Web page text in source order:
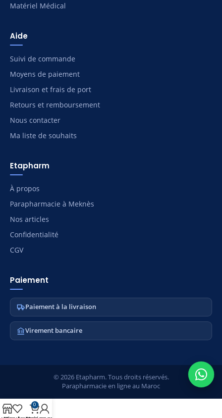
Matériel Médical
Aide
Suivi de commande
Moyens de paiement
Livraison et frais de port
Retours et remboursement
Nous contacter
Ma liste de souhaits
Etapharm
À propos
Parapharmacie à Meknès
Nos articles
Confidentialité
CGV
Paiement
Paiement à la livraison
Virement bancaire
© 2026 Etapharm. Tous droits réservés.
Parapharmacie en ligne au Maroc
0